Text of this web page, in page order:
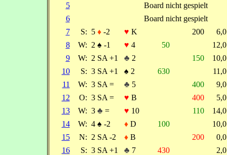
5
Board nicht gespielt
6
Board nicht gespielt
7
S: 5 ♦-2 ♥ K 200
8
W: 2 ♠ -1 ♥ 4 50
9
W: 2 SA +1 ♣ 2 150
10
S: 3 SA +1 ♠ 2 630
11
W: 3 SA = ♣ 5 400
12
O: 3 SA = ♥ B 400
13
W: 3 ♣ = ♥ 10 110
14
W: 4 ♠ -2 ♦D 100
15
N: 2 SA -2 ♦B 200
16
S: 3 SA +1 ♣ 7 430